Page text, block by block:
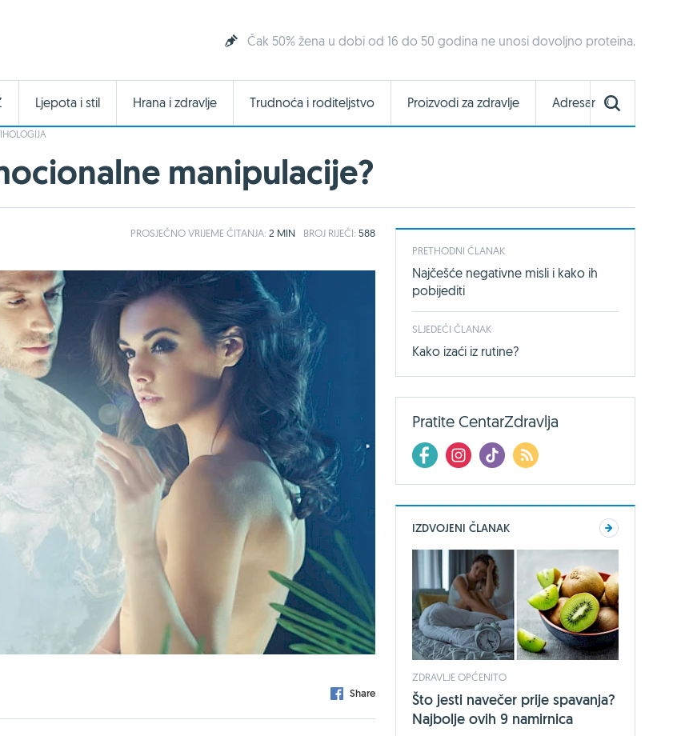
Čak 50% žena u dobi od 16 do 50 godina ne unosi dovoljno proteina.
Ljepota i stil Hrana i zdravlje Trudnoća i roditeljstvo Proizvodi za zdravlje Adresar
manipulacije?
PROSJEČNOVRIJEME ČITANJA: 2 MIN BROJ RIJEČI: 588
Share
PRETHODNI ČLANAK
Najčešće negativne misli i kako ih
pobijediti
SLJEDEĆI ČLANAK
Kako izaći iz rutine?
Pratite CentarZdravlja
IZDVOJENI ČLANAK
ZDRAVLJE OPĆENITO
Što jesti navečer prije spavanja?
Najbolje ovih 9 namirnica